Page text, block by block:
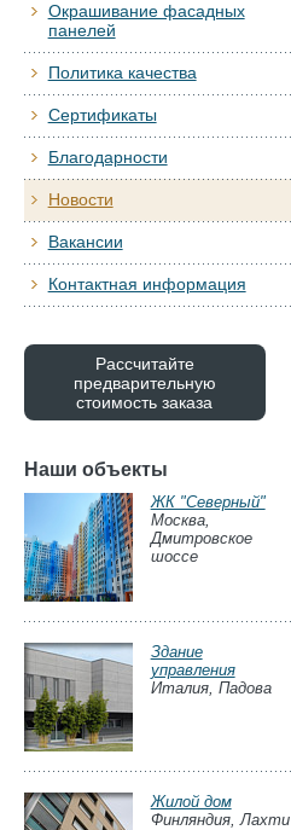
Окрашивание фасадных
панелей
Политика качества
Сертификаты
Благодарности
Новости
Вакансии
Контактная информация
Рассчитайте
предварительную
стоимость заказа
Наши объекты
ЖК "Северный"
Москва,
Дмитровское
шоссе
Здание
управления
Италия, Падова
Жилой дом
Финляндия, Лахти